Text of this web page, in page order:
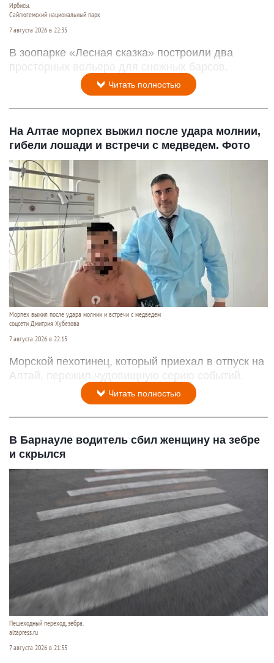
Ирбисы.
Сайлюгемский национальный парк
7 августа 2026 в 22:35
В зоопарке «Лесная сказка» построили два
просторных вольера для снежных барсов.
Читать полностью
На Алтае морпех выжил после удара молнии,
гибели лошади и встречи с медведем. Фото
Морпех выжил после удара молнии и встречи с медведем
соцсети Дмитрия Хубезова
7 августа 2026 в 22:15
Морской пехотинец, который приехал в отпуск на
Алтай, пережил чудовищную серию событий.
Читать полностью
В Барнауле водитель сбил женщину на зебре
и скрылся
Пешеходный переход, зебра.
altapress.ru
7 августа 2026 в 21:55